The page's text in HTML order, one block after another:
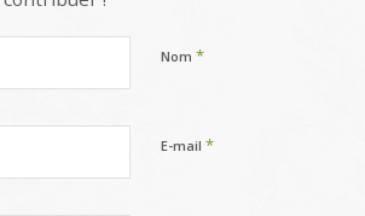
Nom *
E-mail *